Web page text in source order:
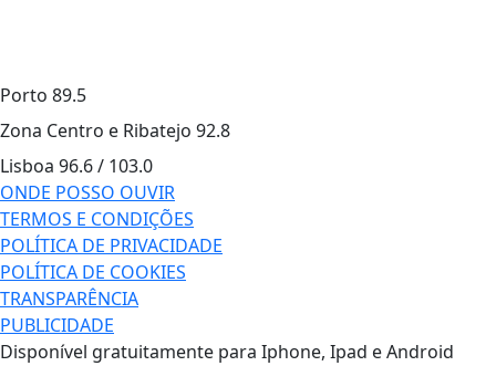
Porto 89.5
Zona Centro e Ribatejo 92.8
Lisboa 96.6 / 103.0
ONDE POSSO OUVIR
TERMOS E CONDIÇÕES
POLÍTICA DE PRIVACIDADE
POLÍTICA DE COOKIES
TRANSPARÊNCIA
PUBLICIDADE
Disponível gratuitamente para Iphone, Ipad e Android